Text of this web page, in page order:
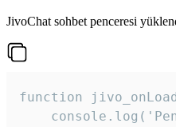
JivoChat sohbet penceresi
function